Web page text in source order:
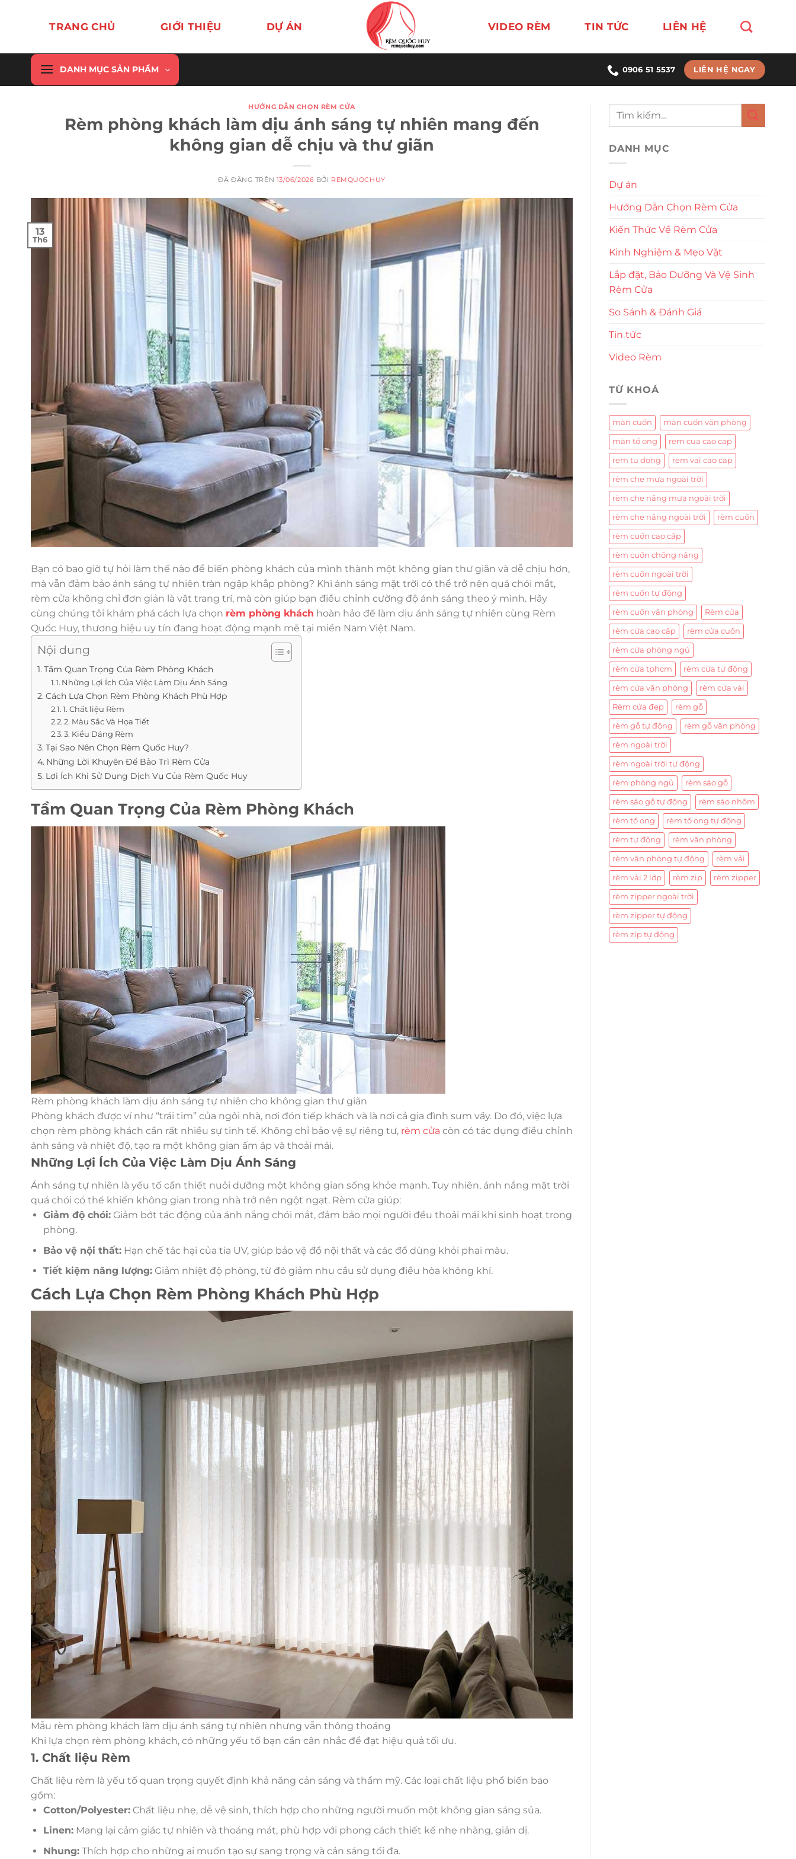
dung
TRANG CHỦ GIỚI THIỆU DỰ ÁN VIDEO RÈM TIN TỨC LIÊN HỆ
DANH MỤC SẢN PHẨM 0906 51 5537 LIÊN HỆ NGAY
HƯỚNG DẪN CHỌN RÈM CỬA
Rèm phòng khách làm dịu ánh sáng tự nhiên mang đến
không gian dễ chịu và thư giãn
ĐÃ ĐĂNG TRÊN 13/06/2026 BỞI REMQUOCHUY
13
Th6
Bạn có bao giờ tự hỏi làm thế nào để biến phòng khách của mình thành một không gian thư giãn và dễ chịu hơn,
mà vẫn đảm bảo ánh sáng tự nhiên tràn ngập khắp phòng? Khi ánh sáng mặt trời có thể trở nên quá chói mắt,
rèm cửa không chỉ đơn giản là vật trang trí, mà còn giúp bạn điều chỉnh cường độ ánh sáng theo ý mình. Hãy
cùng chúng tôi khám phá cách lựa chọn rèm phòng khách hoàn hảo để làm dịu ánh sáng tự nhiên cùng Rèm
Quốc Huy, thương hiệu uy tín đang hoạt động mạnh mẽ tại miền Nam Việt Nam.
Nội dung
Tầm Quan Trọng Của Rèm Phòng Khách
Những Lợi Ích Của Việc Làm Dịu Ánh Sáng
Cách Lựa Chọn Rèm Phòng Khách Phù Hợp
1. Chất liệu Rèm
2. Màu Sắc Và Họa Tiết
3. Kiểu Dáng Rèm
Tại Sao Nên Chọn Rèm Quốc Huy?
Những Lời Khuyên Để Bảo Trì Rèm Cửa
Lợi Ích Khi Sử Dụng Dịch Vụ Của Rèm Quốc Huy
Tầm Quan Trọng Của Rèm Phòng Khách
Rèm phòng khách làm dịu ánh sáng tự nhiên cho không gian thư giãn
Phòng khách được ví như “trái tim” của ngôi nhà, nơi đón tiếp khách và là nơi cả gia đình sum vầy. Do đó, việc lựa
chọn rèm phòng khách cần rất nhiều sự tinh tế. Không chỉ bảo vệ sự riêng tư, rèm cửa còn có tác dụng điều chỉnh
ánh sáng và nhiệt độ, tạo ra một không gian ấm áp và thoải mái.
Những Lợi Ích Của Việc Làm Dịu Ánh Sáng
Ánh sáng tự nhiên là yếu tố cần thiết nuôi dưỡng một không gian sống khỏe mạnh. Tuy nhiên, ánh nắng mặt trời
quá chói có thể khiến không gian trong nhà trở nên ngột ngạt. Rèm cửa giúp:
Giảm độ chói:Giảm bớt tác động của ánh nắng chói mắt, đảm bảo mọi người đều thoải mái khi sinh hoạt trong
phòng.
Bảo vệ nội thất:Hạn chế tác hại của tia UV, giúp bảo vệ đồ nội thất và các đồ dùng khỏi phai màu.
Tiết kiệm năng lượng:Giảm nhiệt độ phòng, từ đó giảm nhu cầu sử dụng điều hòa không khí.
Cách Lựa Chọn Rèm Phòng Khách Phù Hợp
Mẫu rèm phòng khách làm dịu ánh sáng tự nhiên nhưng vẫn thông thoáng
Khi lựa chọn rèm phòng khách, có những yếu tố bạn cần cân nhắc để đạt hiệu quả tối ưu.
1. Chất liệu Rèm
Chất liệu rèm là yếu tố quan trọng quyết định khả năng cản sáng và thẩm mỹ. Các loại chất liệu phổ biến bao
gồm:
Cotton/Polyester:Chất liệu nhẹ, dễ vệ sinh, thích hợp cho những người muốn một không gian sáng sủa.
Linen:Mang lại cảm giác tự nhiên và thoáng mát, phù hợp với phong cách thiết kế nhẹ nhàng, giản dị.
Nhung:Thích hợp cho những ai muốn tạo sự sang trọng và cản sáng tối đa.
DANH MỤC
Dự án
Hướng Dẫn Chọn Rèm Cửa
Kiến Thức Về Rèm Cửa
Kinh Nghiệm & Mẹo Vặt
Lắp đặt, Bảo Dưỡng Và Vệ Sinh
Rèm Cửa
So Sánh & Đánh Giá
Tin tức
Video Rèm
TỪ KHOÁ
màn cuốn màn cuốn văn phòng
màn tổ ong rem cua cao cap
rem tu dong rem vai cao cap
rèm che mưa ngoài trời
rèm che nắng mưa ngoài trời
rèm che nắng ngoài trời rèm cuốn
rèm cuốn cao cấp
rèm cuốn chống nắng
rèm cuốn ngoài trời
rèm cuốn tự động
rèm cuốn văn phòng Rèm cửa
rèm cửa cao cấp rèm cửa cuốn
rèm cửa phòng ngủ
rèm cửa tphcm rèm cửa tự động
rèm cửa văn phòng rèm cửa vải
Rèm cửa đẹp rèm gỗ
rèm gỗ tự động rèm gỗ văn phòng
rèm ngoài trời
rèm ngoài trời tự động
rèm phòng ngủ rèm sáo gỗ
rèm sáo gỗ tự động rèm sáo nhôm
rèm tổ ong rèm tổ ong tự động
rèm tự động rèm văn phòng
rèm văn phòng tự động rèm vải
rèm vải 2 lớp rèm zip rèm zipper
rèm zipper ngoài trời
rèm zipper tự động
rèm zip tự động